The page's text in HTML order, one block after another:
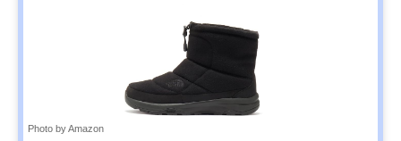
Photo by Amazon